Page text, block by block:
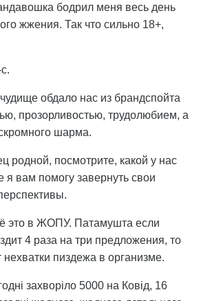
бодрил меня весь день
жжения. Так что сильно 18+,
обдало нас из брандспойта
прозорливостью, трудолюбием, а
шарма.
родной, посмотрите, какой у нас
я вам помогу завернуть свои
это в ЖОПУ. Патамушта если
4 раза на три предложения, то
нехватки пиздежа в организме.
захворіло 5000 на Ковід, 16